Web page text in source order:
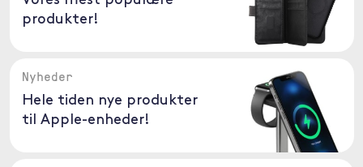
produkter!
Nyheder
Hele tiden nye produkter
til Apple-enheder!